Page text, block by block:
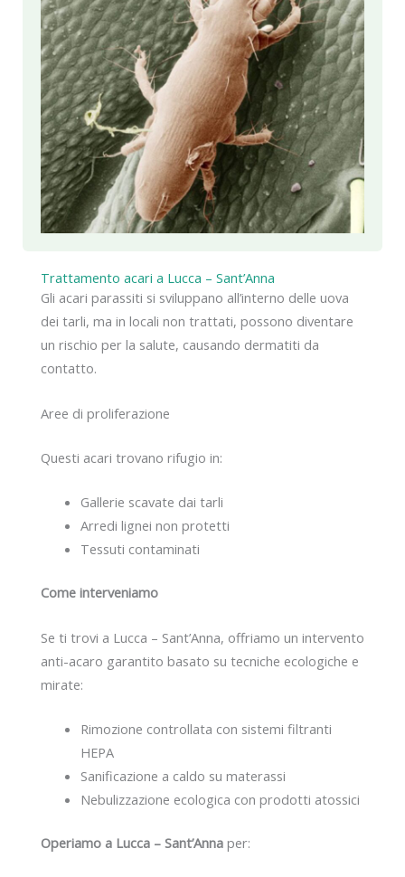
Trattamento acari a Lucca – Sant’Anna
Gli acari parassiti si sviluppano all’interno delle uova
dei tarli, ma in locali non trattati, possono diventare
un rischio per la salute, causando dermatiti da
contatto.
Aree di proliferazione
Questi acari trovano rifugio in:
Gallerie scavate dai tarli
Arredi lignei non protetti
Tessuti contaminati
Come interveniamo
Se ti trovi a Lucca – Sant’Anna, offriamo un intervento
anti-acaro garantito basato su tecniche ecologiche e
mirate:
Rimozione controllata con sistemi filtranti
HEPA
Sanificazione a caldo su materassi
Nebulizzazione ecologica con prodotti atossici
Operiamo a Lucca – Sant’Anna per: